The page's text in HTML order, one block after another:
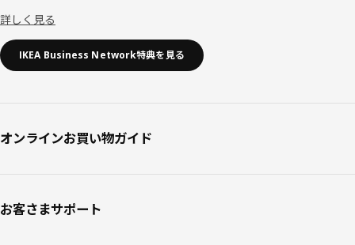
詳しく見る
IKEA Business Network特典を見る
オンラインお買い物ガイド
お客さまサポート